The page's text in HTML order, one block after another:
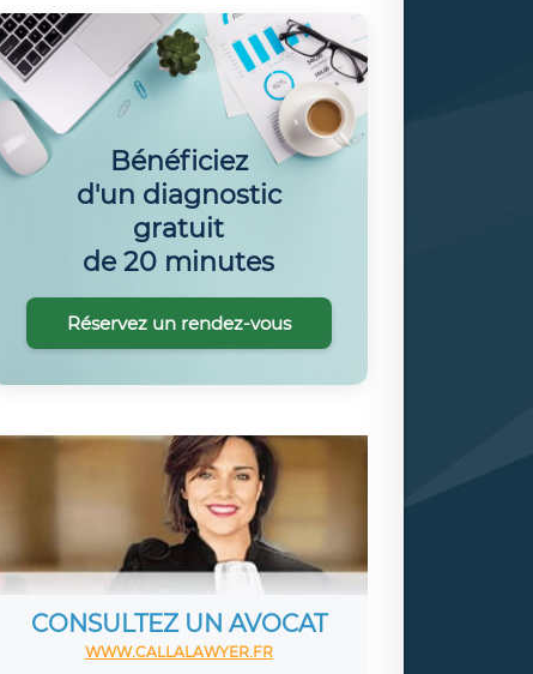
Bénéficiez
d'un diagnostic
gratuit
de 20 minutes
Réservez un rendez-vous
CONSULTEZ UN AVOCAT
WWW.CALLALAWYER.FR